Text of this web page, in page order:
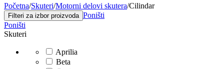
Početna/Skuteri/Motorni delovi skutera/Cilindar
Filteri za izbor proizvoda Poništi
Poništi
Skuteri
Aprilia
Beta